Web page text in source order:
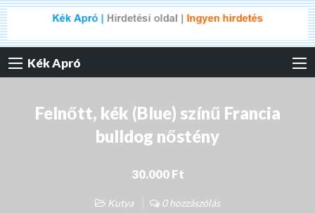
Kék Apró
Felnőtt, kék (Blue) színű Francia
bulldog nőstény
30.000 Ft
Kutya 0 hozzászólás